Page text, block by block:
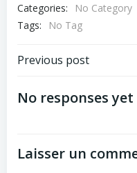
Categories:
No Category
Tags:
No Tag
Navigation
de
Previous post
No responses yet
Laisser un